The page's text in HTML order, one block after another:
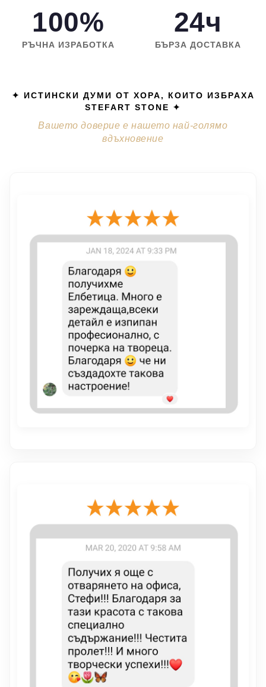
100%
РЪЧНА ИЗРАБОТКА
24ч
БЪРЗА ДОСТАВКА
✦ ИСТИНСКИ ДУМИ ОТ ХОРА, КОИТО ИЗБРАХА
STEFART STONE ✦
Вашето доверие е нашето най-голямо
вдъхновение